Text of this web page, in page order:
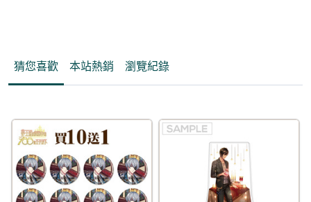
猜您喜歡 本站熱銷 瀏覽紀錄